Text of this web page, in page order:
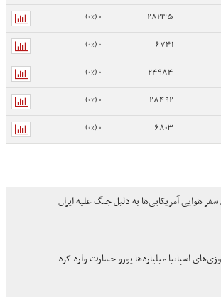
28235
0 (0%)
6741
0 (0%)
24984
0 (0%)
28492
0 (0%)
6803
0 (0%)
هوایی آمریکایی‌ها به دلیل جنگ علیه ایران
اسپانیا میلیاردها یورو خسارت وارد کرد